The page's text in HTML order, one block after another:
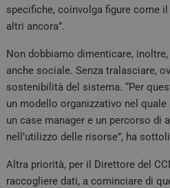
specifiche, coinvolga figure come
altri ancora”.
Non dobbiamo dimenticare,
anche sociale. Senza tralasciare,
sostenibilità del sistema. “Per
un modello organizzativo nel
un case manager e un percorso di
nell’utilizzo delle risorse”, ha
Altra priorità, per il Direttore del
raccogliere dati, a cominciare di